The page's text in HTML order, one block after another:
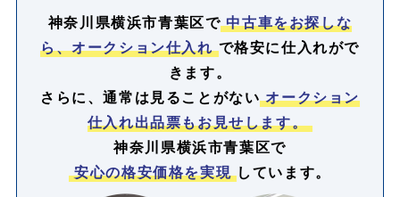
神奈川県横浜市青葉区で 中古車をお探しな
ら、オークション仕入れ で格安に仕入れがで
きます。
さらに、通常は見ることがない オークション
仕入れ出品票もお見せします。
神奈川県横浜市青葉区で
安心の格安価格を実現 しています。